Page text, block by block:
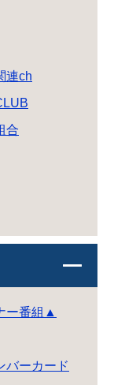
連ch
合
ー番組▲
バーカード